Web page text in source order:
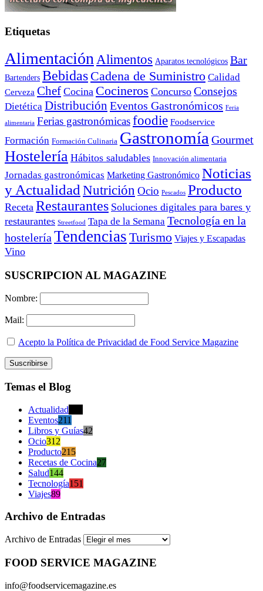
Etiquetas
Alimentación Alimentos Aparatos tecnológicos Bar
Bartenders Bebidas Cadena de Suministro Calidad
Cerveza Chef Cocina Cocineros Concurso Consejos
Dietética Distribución Eventos Gastronómicos Feria
alimentaria Ferias gastronómicasfoodie Foodservice
Formación Formación Culinaria Gastronomía Gourmet
Hostelería Hábitos saludables Innovación alimentaria
Jornadas gastronómicas Marketing Gastronómico Noticias
y Actualidad Nutrición Ocio Pescados Producto
Receta Restaurantes Soluciones digitales para bares y
restaurantes Streetfood Tapa de la Semana Tecnología en la
hostelería Tendencias Turismo Viajes y Escapadas
Vino
SUSCRIPCION AL MAGAZINE
Nombre:
Mail:
Acepto la Política de Privacidad de Food Service Magazine
Temas el Blog
Actualidad
Eventos211
Libros y Guías42
Ocio312
Producto215
Recetas de Cocina27
Salud144
Tecnología151
Viajes89
Archivo de Entradas
Archivo de Entradas
FOOD SERVICE MAGAZINE
info@foodservicemagazine.es